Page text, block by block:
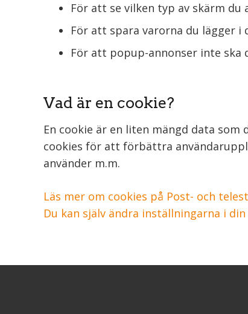
För att se vilken typ av skärm
För att spara varorna du lägger i
För att popup-annonser inte ska
Vad är en cookie?
En cookie är en liten mängd data
cookies för att förbättra
använder m.m.
Läs mer om cookies på Post- och
Du kan själv ändra inställningarna i